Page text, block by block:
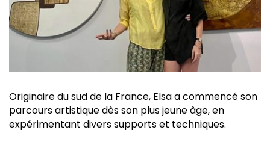
Originaire du sud de la France, Elsa a commencé son
parcours artistique dès son plus jeune âge, en
expérimentant divers supports et techniques.